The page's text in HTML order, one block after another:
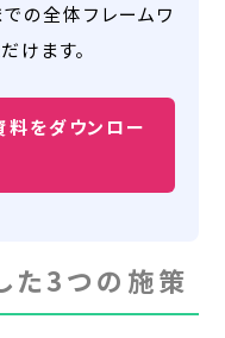
の全体フレームワ
けます。
料をダウンロー
た3つの施策